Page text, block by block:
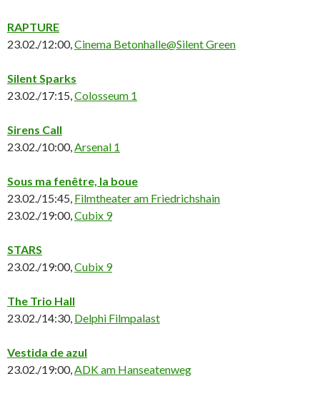
RAPTURE
23.02./12:00,Cinema Betonhalle@Silent Green
Silent Sparks
23.02./17:15,Colosseum 1
Sirens Call
23.02./10:00,Arsenal 1
Sous ma fenêtre, la boue
23.02./15:45, Filmtheater am Friedrichshain
23.02./19:00,Cubix 9
STARS
23.02./19:00,Cubix 9
The Trio Hall
23.02./14:30, Delphi Filmpalast
Vestida de azul
23.02./19:00,ADK am Hanseatenweg